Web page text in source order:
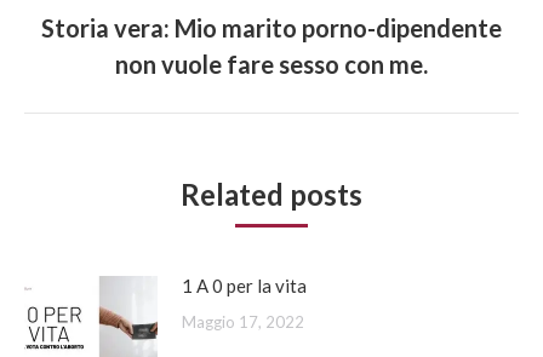
Next
post:
Storia vera: Mio marito porno-dipendente
non vuole fare sesso con me.
Related posts
1 A 0 per la vita
Maggio 17, 2022